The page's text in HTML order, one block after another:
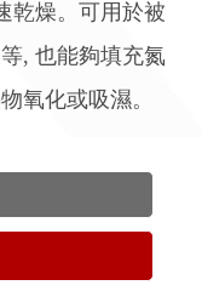
乾燥。可用於被
, 也能夠填充氮
氧化或吸濕。